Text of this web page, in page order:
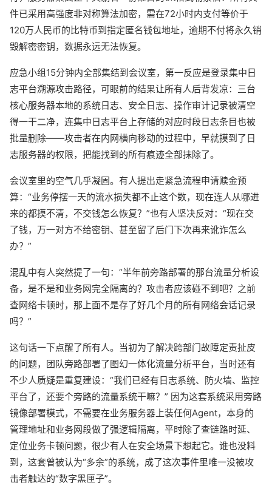
件已采用高强度非对称算法加密，需在72小时内支付等价于
120万人民币的比特币到指定匿名钱包地址，逾期不付将永久销
毁解密密钥，数据永远无法恢复。
应急小组15分钟内全部集结到会议室，第一反应是登录集中日
志平台溯源攻击路径，可眼前的结果让所有人后背发凉：三台
核心服务器本地的系统日志、安全日志、操作审计记录被清空
得一干二净，连集中日志平台上存储的对应时段日志条目也被
批量删除——攻击者在内网横向移动的过程中，早就摸到了日
志服务器的权限，把能找到的所有痕迹全部抹除了。
会议室里的空气几乎凝固。有人提出走紧急流程申请赎金预
算：“业务停摆一天的流水损失都不止这个数，现在连人从哪进
来的都摸不清，不交钱怎么恢复？”也有人坚决反对：“现在交
了钱，万一对方不给密钥、甚至留了后门下次再来讹诈怎么
办？”
混乱中有人突然提了一句：“半年前旁路部署的那台流量分析设
备，是不是和业务网完全隔离的？攻击者应该碰不到吧？之前
查网络卡顿时，那上面不是存了好几个月的所有网络会话记录
吗？”
这句话一下点醒了所有人。当初为了解决跨部门故障定责扯皮
的问题，团队旁路部署了图幻一体化流量分析平台，当时还有
不少人质疑是重复建设：“我们已经有日志系统、防火墙、监控
平台了，还要个旁路的流量系统干嘛？” 因为这套系统采用旁路
镜像部署模式，不需要在业务服务器上装任何Agent，本身的
管理地址和业务网段做了强逻辑隔离，平时除了查链路时延、
定位业务卡顿问题，很少有人在安全场景下想起它。谁也没料
到，这套曾被认为“多余”的系统，成了这次事件里唯一没被攻
击者触达的“数字黑匣子”。